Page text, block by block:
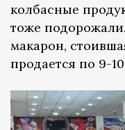
колбасные
тоже
макарон,
продается по 9-